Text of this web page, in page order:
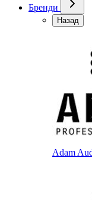
Бренди
Назад
Adam